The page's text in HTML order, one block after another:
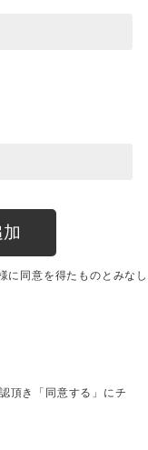
に同意を得たものとみなし
頂き「同意する」にチ